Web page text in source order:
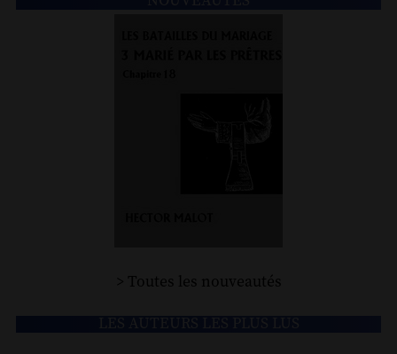
> Toutes les nouveautés